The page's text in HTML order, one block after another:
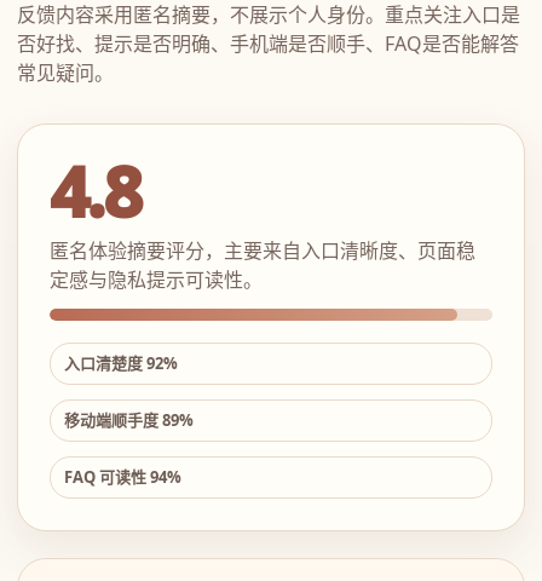
反馈内容采用匿名摘要，不展示个人身份。重点关注入口是
否好找、提示是否明确、手机端是否顺手、FAQ是否能解答
常见疑问。
4.8
匿名体验摘要评分，主要来自入口清晰度、页面稳
定感与隐私提示可读性。
入口清楚度 92%
移动端顺手度 89%
FAQ 可读性 94%